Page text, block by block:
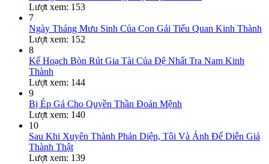
Lượt xem: 153
7
Ngày Tháng Mưu Sinh Của Con Gái Tiểu Quan Kinh Thành
Lượt xem: 152
8
Kế Hoạch Bòn Rút Gia Tài Của Đệ Nhất Tra Nam Kinh
Thành
Lượt xem: 144
9
Bị Ép Gả Cho Quyền Thần Đoản Mệnh
Lượt xem: 140
10
Sau Khi Xuyên Thành Phản Diện, Tôi Và Ảnh Đế Diễn Giả
Thành Thật
Lượt xem: 139